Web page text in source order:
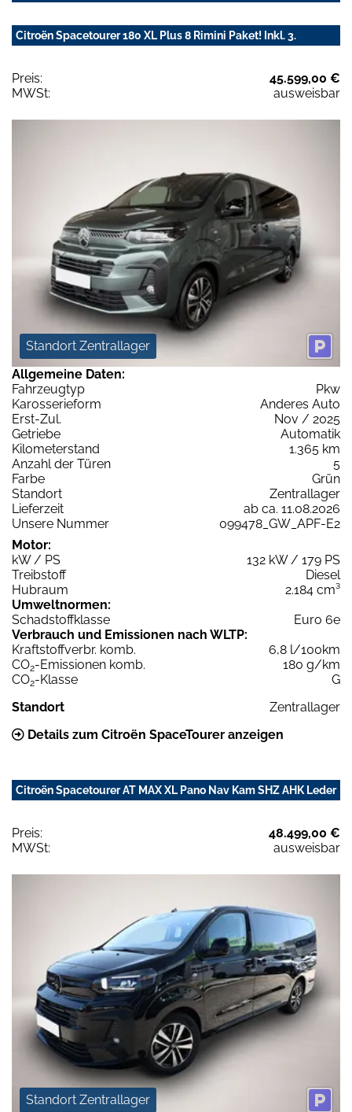
Citroën Spacetourer 180 XL Plus 8 Rimini Paket! Inkl. 3.
Preis:
45.599,00 €
MWSt:
ausweisbar
Standort Zentrallager
Allgemeine Daten:
Fahrzeugtyp
Pkw
Karosserieform
Anderes Auto
Erst-Zul.
Nov / 2025
Getriebe
Automatik
Kilometerstand
1.365 km
Anzahl der Türen
5
Farbe
Grün
Standort
Zentrallager
Lieferzeit
ab ca. 11.08.2026
Unsere Nummer
099478_GW_APF-E2
Motor:
kW / PS
132 kW / 179 PS
Treibstoff
Diesel
Hubraum
2.184 cm³
Umweltnormen:
Schadstoffklasse
Euro 6e
Verbrauch und Emissionen nach WLTP:
Kraftstoffverbr. komb.
6,8 l/100km
CO2-Emissionen komb.
180 g/km
CO2-Klasse
G
Standort
Zentrallager
Details zum Citroën SpaceTourer anzeigen
Citroën Spacetourer AT MAX XL Pano Nav Kam SHZ AHK Leder
Preis:
48.499,00 €
MWSt:
ausweisbar
Standort Zentrallager